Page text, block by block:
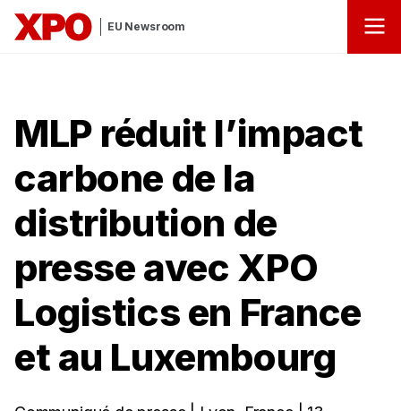
EU Newsroom
MLP réduit l’impact
carbone de la
distribution de
presse avec XPO
Logistics en France
et au Luxembourg